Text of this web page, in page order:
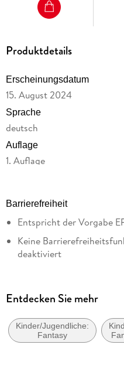
Produktdetails
Erscheinungsdatum
15. August 2024
Sprache
deutsch
Auflage
1. Auflage
1,47 MB
Altersempfehlung
von 13 bis 99 Jahren
Silvercliff Hall, 1
Aniela Ley
Verlag/Hersteller
Barrierefreiheit
Entspricht der Vorgabe
Keine
deaktiviert
Seitenzahlen
Hoher Farbkontrast für
Entdecken Sie mehr
Kinder/Jugendliche:
Fantasy